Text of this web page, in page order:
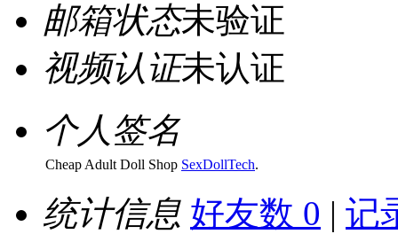
邮箱状态未验证
视频认证未认证
个人签名
Cheap Adult Doll Shop SexDollTech.
统计信息 好友数 0 | 记